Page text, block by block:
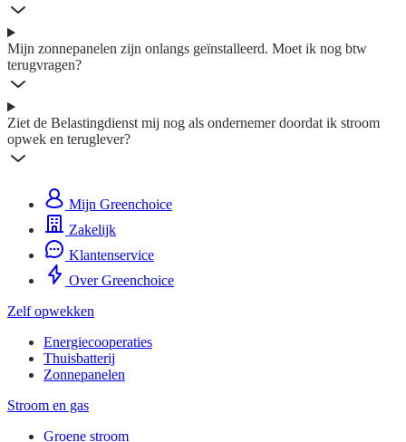
Mijn zonnepanelen zijn onlangs geïnstalleerd. Moet ik nog btw
terugvragen?
Ziet de Belastingdienst mij nog als ondernemer doordat ik stroom
opwek en teruglever?
Mijn Greenchoice
Zakelijk
Klantenservice
Over Greenchoice
Zelf opwekken
Energiecooperaties
Thuisbatterij
Zonnepanelen
Stroom en gas
Groene stroom